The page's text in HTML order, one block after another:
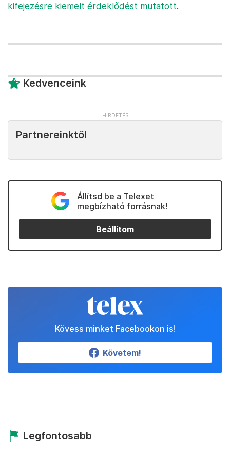
kifejezésre kiemelt érdeklődést mutatott.
Kedvenceink
Partnereinktől
Állítsd be a Telexet
megbízható forrásnak!
Beállítom
Kövess minket Facebookon is!
Követem!
Legfontosabb